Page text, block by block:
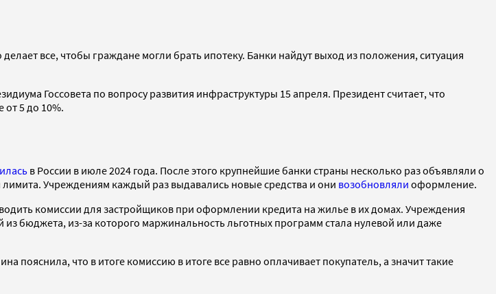
все, чтобы граждане могли брать ипотеку. Банки найдут выход из положения, ситуация
Госсовета по вопросу развития инфраструктуры 15 апреля. Президент считает, что
от 5 до 10%.
в России в июле 2024 года. После этого крупнейшие банки страны несколько раз объявляли о
Учреждениям каждый раз выдавались новые средства и они возобновляли оформление.
комиссии для застройщиков при оформлении кредита на жилье в их домах. Учреждения
бюджета, из-за которого маржинальность льготных программ стала нулевой или даже
пояснила, что в итоге комиссию в итоге все равно оплачивает покупатель, а значит такие